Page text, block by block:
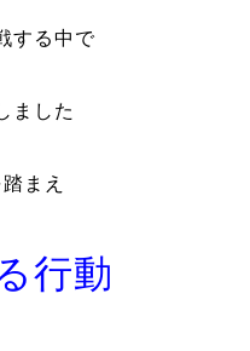
する中で
ました
まえ
行動